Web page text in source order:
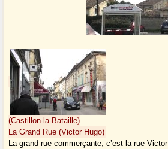
(Castillon-la-Bataille)
La Grand Rue (Victor Hugo)
La grand rue commerçante, c’est la rue